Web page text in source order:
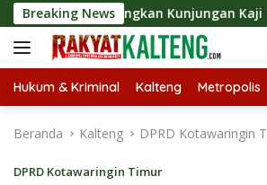
Langsung
ke
konten
Breaking NewsKunjungan Kaji Tiru Ke
Hukum & Kriminal Kalteng Metropolis
Beranda Kalteng DPRD Kotawaringin
DPRD Kotawaringin Timur